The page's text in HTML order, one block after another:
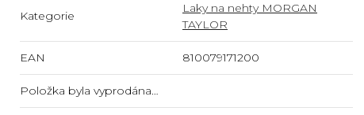
Kategorie
Laky na nehty MORGAN
TAYLOR
EAN 810079171200
Položka byla vyprodána…